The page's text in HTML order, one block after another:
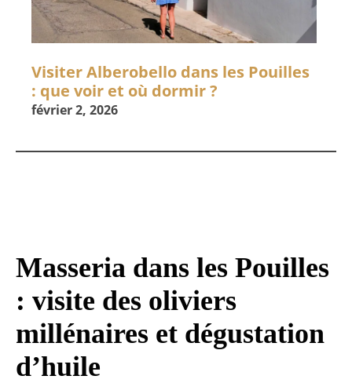
Visiter Alberobello dans les Pouilles
: que voir et où dormir ?
février 2, 2026
Masseria dans les Pouilles
: visite des oliviers
millénaires et dégustation
d’huile